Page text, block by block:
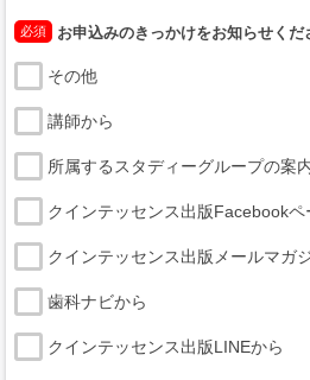
必須 お申込みのきっかけをお知らせくだ
その他
講師から
所属するスタディーグループの案
クインテッセンス出版Facebookペ
クインテッセンス出版メールマガ
歯科ナビから
クインテッセンス出版LINEから